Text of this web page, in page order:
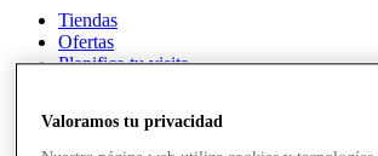
Tiendas
Ofertas
Planifica tu visita
Tarjetas regalo
Servicios
Valoramos tu privacidad